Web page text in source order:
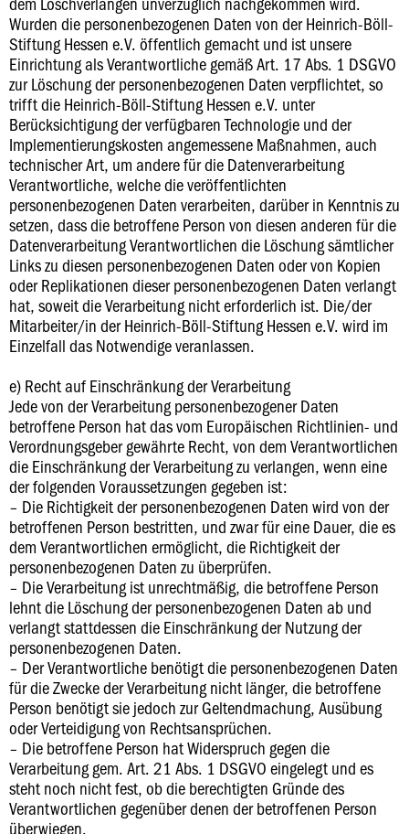
Wurden die personenbezogenen Daten von der Heinrich-Böll-
Stiftung Hessen e.V. öffentlich gemacht und ist unsere
Einrichtung als Verantwortliche gemäß Art. 17 Abs. 1 DSGVO
zur Löschung der personenbezogenen Daten verpflichtet, so
trifft die Heinrich-Böll-Stiftung Hessen e.V. unter
Berücksichtigung der verfügbaren Technologie und der
Implementierungskosten angemessene Maßnahmen, auch
technischer Art, um andere für die Datenverarbeitung
Verantwortliche, welche die veröffentlichten
personenbezogenen Daten verarbeiten, darüber in Kenntnis zu
setzen, dass die betroffene Person von diesen anderen für die
Datenverarbeitung Verantwortlichen die Löschung sämtlicher
Links zu diesen personenbezogenen Daten oder von Kopien
oder Replikationen dieser personenbezogenen Daten verlangt
hat, soweit die Verarbeitung nicht erforderlich ist. Die/der
Mitarbeiter/in der Heinrich-Böll-Stiftung Hessen e.V. wird im
Einzelfall das Notwendige veranlassen.
e) Recht auf Einschränkung der Verarbeitung
Jede von der Verarbeitung personenbezogener Daten
betroffene Person hat das vom Europäischen Richtlinien- und
Verordnungsgeber gewährte Recht, von dem Verantwortlichen
die Einschränkung der Verarbeitung zu verlangen, wenn eine
der folgenden Voraussetzungen gegeben ist:
– Die Richtigkeit der personenbezogenen Daten wird von der
betroffenen Person bestritten, und zwar für eine Dauer, die es
dem Verantwortlichen ermöglicht, die Richtigkeit der
personenbezogenen Daten zu überprüfen.
– Die Verarbeitung ist unrechtmäßig, die betroffene Person
lehnt die Löschung der personenbezogenen Daten ab und
verlangt stattdessen die Einschränkung der Nutzung der
personenbezogenen Daten.
– Der Verantwortliche benötigt die personenbezogenen Daten
für die Zwecke der Verarbeitung nicht länger, die betroffene
Person benötigt sie jedoch zur Geltendmachung, Ausübung
oder Verteidigung von Rechtsansprüchen.
– Die betroffene Person hat Widerspruch gegen die
Verarbeitung gem. Art. 21 Abs. 1 DSGVO eingelegt und es
steht noch nicht fest, ob die berechtigten Gründe des
Verantwortlichen gegenüber denen der betroffenen Person
überwiegen.